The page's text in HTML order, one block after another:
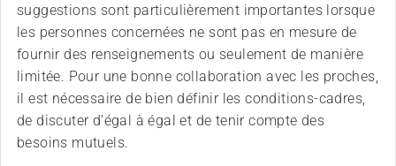
suggestions sont particulièrement importantes lorsque
les personnes concernées ne sont pas en mesure de
fournir des renseignements ou seulement de manière
limitée. Pour une bonne collaboration avec les proches,
il est nécessaire de bien définir les conditions-cadres,
de discuter d’égal à égal et de tenir compte des
besoins mutuels.